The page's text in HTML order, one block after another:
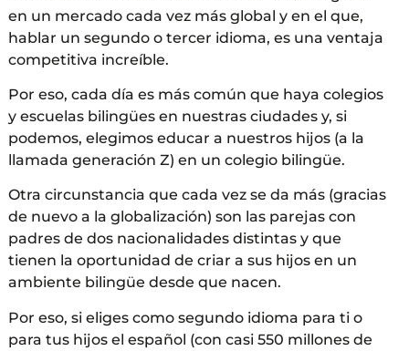
en un mercado cada vez más global y en el que,
hablar un segundo o tercer idioma, es una ventaja
competitiva increíble.
Por eso, cada día es más común que haya colegios
y escuelas bilingües en nuestras ciudades y, si
podemos, elegimos educar a nuestros hijos (a la
llamada generación Z) en un colegio bilingüe.
Otra circunstancia que cada vez se da más (gracias
de nuevo a la globalización) son las parejas con
padres de dos nacionalidades distintas y que
tienen la oportunidad de criar a sus hijos en un
ambiente bilingüe desde que nacen.
Por eso, si eliges como segundo idioma para ti o
para tus hijos el español (con casi 550 millones de